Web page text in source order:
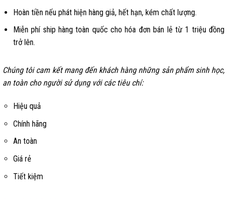
Hoàn tiền nếu phát hiện hàng giả, hết hạn, kém chất lượng.
Miễn phí ship hàng toàn quốc cho hóa đơn bán lẻ từ 1 triệu đồng
trở lên.
Chúng tôi cam kết mang đến khách hàng những sản phẩm sinh học,
an toàn cho người sử dụng với các tiêu chí:
Hiệu quả
Chính hãng
An toàn
Giá rẻ
Tiết kiệm